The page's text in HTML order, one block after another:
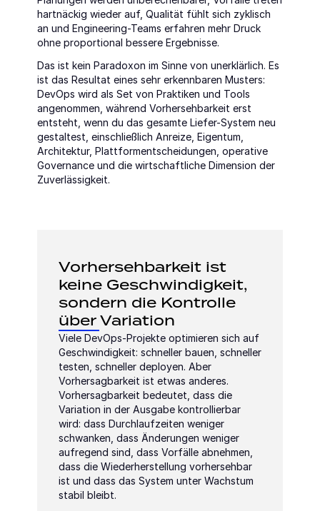
hartnäckig wieder auf, Qualität fühlt sich zyklisch
an und Engineering-Teams erfahren mehr Druck
ohne proportional bessere Ergebnisse.
Das ist kein Paradoxon im Sinne von unerklärlich. Es
ist das Resultat eines sehr erkennbaren Musters:
DevOps wird als Set von Praktiken und Tools
angenommen, während Vorhersehbarkeit erst
entsteht, wenn du das gesamte Liefer-System neu
gestaltest, einschließlich Anreize, Eigentum,
Architektur, Plattformentscheidungen, operative
Governance und die wirtschaftliche Dimension der
Zuverlässigkeit.
Vorhersehbarkeit ist
keine Geschwindigkeit,
sondern die Kontrolle
über Variation
Viele DevOps-Projekte optimieren sich auf
Geschwindigkeit: schneller bauen, schneller
testen, schneller deployen. Aber
Vorhersagbarkeit ist etwas anderes.
Vorhersagbarkeit bedeutet, dass die
Variation in der Ausgabe kontrollierbar
wird: dass Durchlaufzeiten weniger
schwanken, dass Änderungen weniger
aufregend sind, dass Vorfälle abnehmen,
dass die Wiederherstellung vorhersehbar
ist und dass das System unter Wachstum
stabil bleibt.